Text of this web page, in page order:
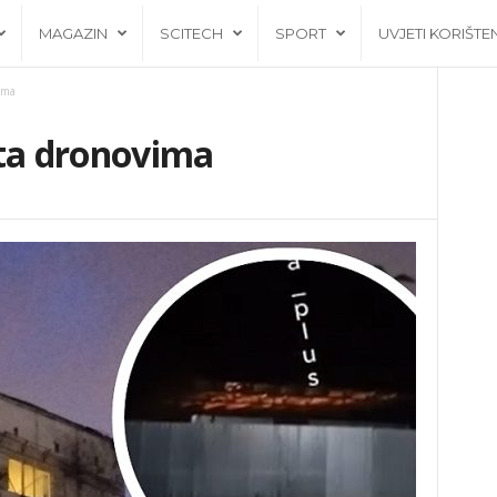
MAGAZIN SCITECH SPORT UVJETI
dronovima